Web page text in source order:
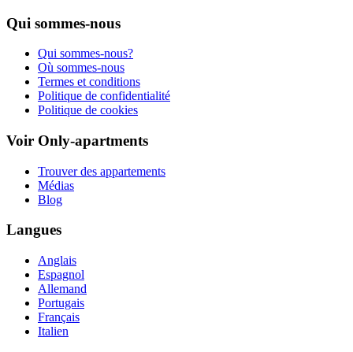
Qui sommes-nous
Qui sommes-nous?
Où sommes-nous
Termes et conditions
Politique de confidentialité
Politique de cookies
Voir Only-apartments
Trouver des appartements
Médias
Blog
Langues
Anglais
Espagnol
Allemand
Portugais
Français
Italien